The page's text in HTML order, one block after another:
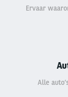
Ervaar
Alle